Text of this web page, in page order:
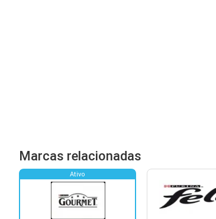
Marcas relacionadas
Ativo